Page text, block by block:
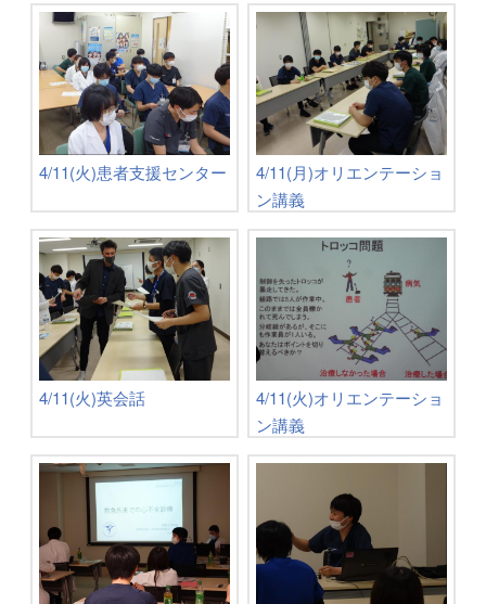
4/11(火)患者支援センター
4/11(月)オリエンテーショ
ン講義
4/11(火)英会話
4/11(火)オリエンテーショ
ン講義